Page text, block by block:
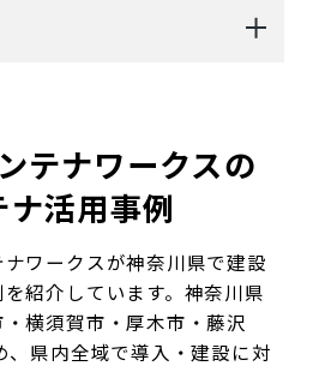
テナワークスの
ナ活用事例
ワークスが神奈川県で建設
紹介しています。神奈川県
横須賀市・厚木市・藤沢
、県内全域で導入・建設に対